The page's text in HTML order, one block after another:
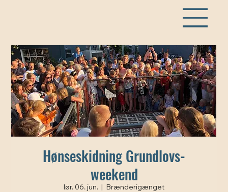
Hønseskidning Grundlovs-
weekend
lør. 06. jun. Brænderigænget